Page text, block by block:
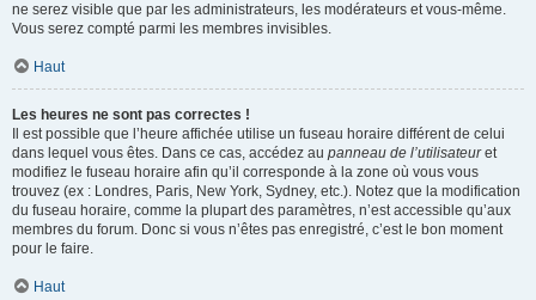
ne serez visible que par les administrateurs, les modérateurs et vous-même.
Vous serez compté parmi les membres invisibles.
Haut
Les heures ne sont pas correctes !
Il est possible que l’heure affichée utilise un fuseau horaire différent de celui
dans lequel vous êtes. Dans ce cas, accédez au panneau de l’utilisateuret
modifiez le fuseau horaire afin qu’il corresponde à la zone où vous vous
trouvez (ex : Londres, Paris, New York, Sydney, etc.). Notez que la modification
du fuseau horaire, comme la plupart des paramètres, n’est accessible qu’aux
membres du forum. Donc si vous n’êtes pas enregistré, c’est le bon moment
pour le faire.
Haut